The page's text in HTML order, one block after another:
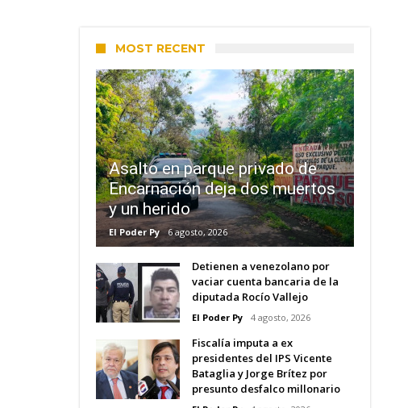
MOST RECENT
Asalto en parque privado de
Encarnación deja dos muertos
y un herido
El Poder Py 6 agosto, 2026
Detienen a venezolano por
vaciar cuenta bancaria de la
diputada Rocío Vallejo
El Poder Py 4 agosto, 2026
Fiscalía imputa a ex
presidentes del IPS Vicente
Bataglia y Jorge Brítez por
presunto desfalco millonario